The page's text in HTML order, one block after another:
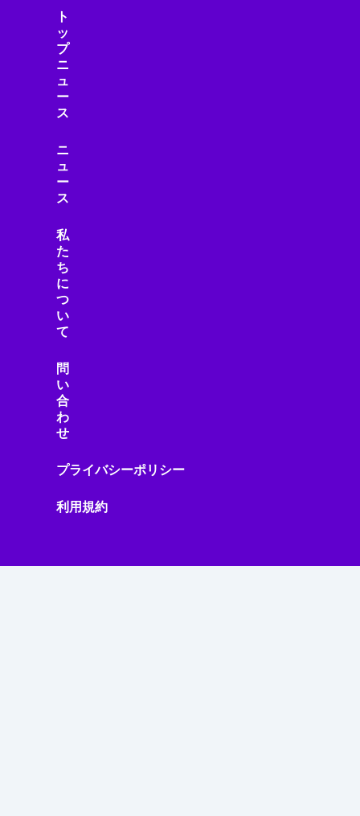
ト
ッ
プ
ニ
ュ
ー
ス
ニ
ュ
ー
ス
私
た
ち
に
つ
い
て
問
い
合
わ
せ
プライバシーポリシー
利用規約